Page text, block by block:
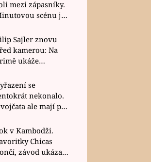
mezi zápasníky.
scénu jel
Sajler znovu
kamerou: Na
ukáže
recepty
se
nekonalo.
ale mají po
nůž na krku
v Kambodži.
Chicas
závod ukázal